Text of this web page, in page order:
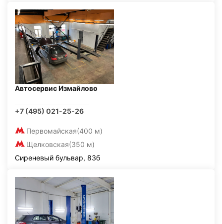
Автосервис Измайлово
+7 (495) 021-25-26
Первомайская(400 м)
Щелковская(350 м)
Сиреневый бульвар, 83б